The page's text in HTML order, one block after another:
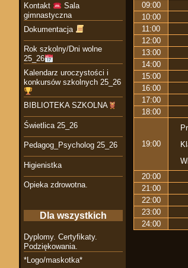
09:00
10:00
11:00
12:00
13:00
14:00
15:00
16:00
17:00
18:00
19:00
20:00
21:00
22:00
23:00
24:00
Kontakt
Sala
gimnastyczna
Dokumentacja
Rok szkolny/Dni wolne
25_26
Kalendarz uroczystości i
konkursów szkolnych 25_26
BIBLIOTEKA SZKOLNA
Świetlica 25_26
Pedagog_Psycholog 25_26
Higienistka
Opieka zdrowotna.
Dla wszystkich
Dyplomy. Certyfikaty.
Podziękowania.
*Logo/maskotka*